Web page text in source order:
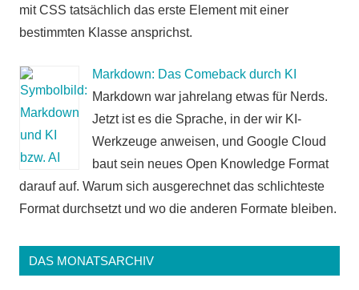
mit CSS tatsächlich das erste Element mit einer
bestimmten Klasse ansprichst.
Markdown: Das Comeback durch KI
Markdown war jahrelang etwas für Nerds.
Jetzt ist es die Sprache, in der wir KI-
Werkzeuge anweisen, und Google Cloud
baut sein neues Open Knowledge Format
darauf auf. Warum sich ausgerechnet das schlichteste
Format durchsetzt und wo die anderen Formate bleiben.
DAS MONATSARCHIV